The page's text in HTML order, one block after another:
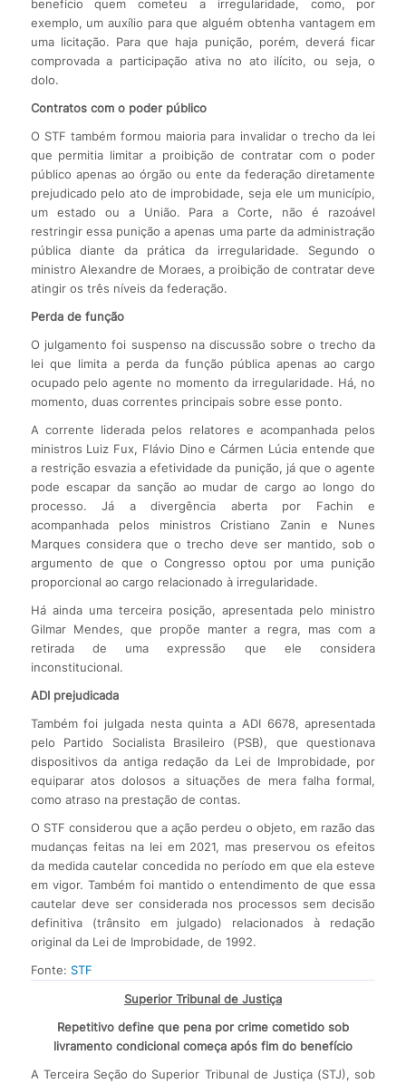
benefício quem cometeu a irregularidade, como, por
exemplo, um auxílio para que alguém obtenha vantagem em
uma licitação. Para que haja punição, porém, deverá ficar
comprovada a participação ativa no ato ilícito, ou seja, o
dolo.
Contratos com o poder público
O STF também formou maioria para invalidar o trecho da lei
que permitia limitar a proibição de contratar com o poder
público apenas ao órgão ou ente da federação diretamente
prejudicado pelo ato de improbidade, seja ele um município,
um estado ou a União. Para a Corte, não é razoável
restringir essa punição a apenas uma parte da administração
pública diante da prática da irregularidade. Segundo o
ministro Alexandre de Moraes, a proibição de contratar deve
atingir os três níveis da federação.
Perda de função
O julgamento foi suspenso na discussão sobre o trecho da
lei que limita a perda da função pública apenas ao cargo
ocupado pelo agente no momento da irregularidade. Há, no
momento, duas correntes principais sobre esse ponto.
A corrente liderada pelos relatores e acompanhada pelos
ministros Luiz Fux, Flávio Dino e Cármen Lúcia entende que
a restrição esvazia a efetividade da punição, já que o agente
pode escapar da sanção ao mudar de cargo ao longo do
processo. Já a divergência aberta por Fachin e
acompanhada pelos ministros Cristiano Zanin e Nunes
Marques considera que o trecho deve ser mantido, sob o
argumento de que o Congresso optou por uma punição
proporcional ao cargo relacionado à irregularidade.
Há ainda uma terceira posição, apresentada pelo ministro
Gilmar Mendes, que propõe manter a regra, mas com a
retirada de uma expressão que ele considera
inconstitucional.
ADI prejudicada
Também foi julgada nesta quinta a ADI 6678, apresentada
pelo Partido Socialista Brasileiro (PSB), que questionava
dispositivos da antiga redação da Lei de Improbidade, por
equiparar atos dolosos a situações de mera falha formal,
como atraso na prestação de contas.
O STF considerou que a ação perdeu o objeto, em razão das
mudanças feitas na lei em 2021, mas preservou os efeitos
da medida cautelar concedida no período em que ela esteve
em vigor. Também foi mantido o entendimento de que essa
cautelar deve ser considerada nos processos sem decisão
definitiva (trânsito em julgado) relacionados à redação
original da Lei de Improbidade, de 1992.
Fonte: STF
Superior Tribunal de Justiça
Repetitivo define que pena por crime cometido sob
livramento condicional começa após fim do benefício
A Terceira Seção do Superior Tribunal de Justiça (STJ), sob